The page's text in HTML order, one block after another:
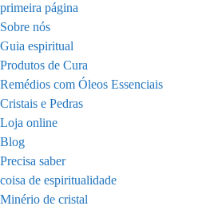
primeira página
Sobre nós
Guia espiritual
Produtos de Cura
Remédios com Óleos Essenciais
Cristais e Pedras
Loja online
Blog
Precisa saber
coisa de espiritualidade
Minério de cristal